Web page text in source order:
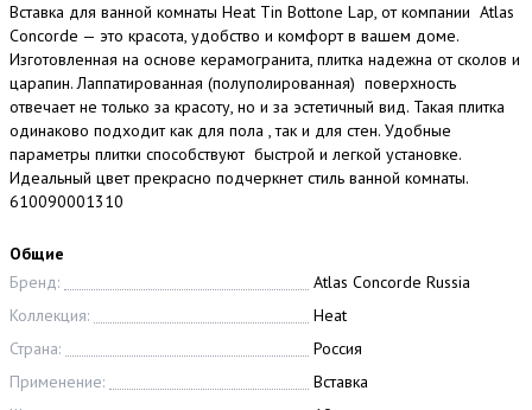
Вставка для ванной комнаты Heat Tin Bottone Lap, от компании Atlas
Concorde — это красота, удобство и комфорт в вашем доме.
Изготовленная на основе керамогранита, плитка надежна от сколов и
царапин. Лаппатированная (полуполированная) поверхность
отвечает не только за красоту, но и за эстетичный вид. Такая плитка
одинаково подходит как для пола , так и для стен. Удобные
параметры плитки способствуют быстрой и легкой установке.
Идеальный цвет прекрасно подчеркнет стиль ванной комнаты.
610090001310
Общие
Бренд:
Atlas Concorde Russia
Коллекция:
Heat
Страна:
Россия
Применение:
Вставка